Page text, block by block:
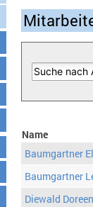
Name
Baumgartner
Baumgartner
Diewald Doreen